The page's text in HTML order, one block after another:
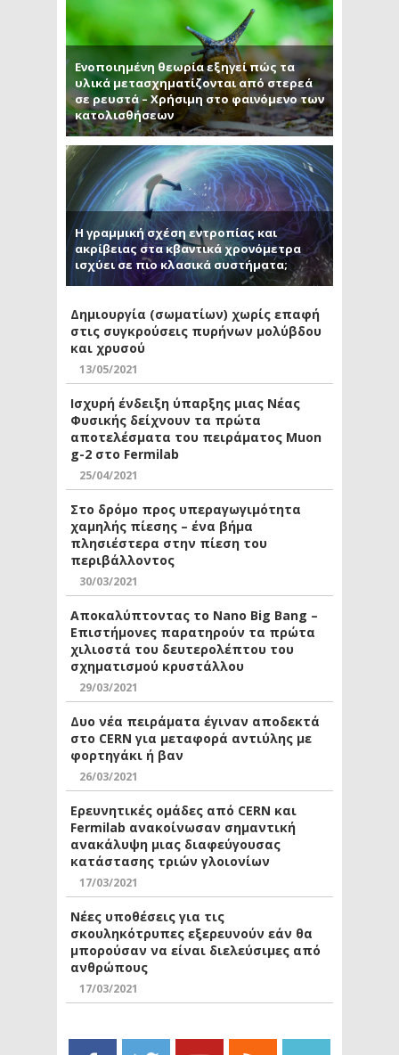
Ενοποιημένη θεωρία εξηγεί πώς τα
υλικά μετασχηματίζονται από στερεά
σε ρευστά – Χρήσιμη στο φαινόμενο των
κατολισθήσεων
Η γραμμική σχέση εντροπίας και
ακρίβειας στα κβαντικά χρονόμετρα
ισχύει σε πιο κλασικά συστήματα;
Δημιουργία (σωματίων) χωρίς επαφή
στις συγκρούσεις πυρήνων μολύβδου
και χρυσού
13/05/2021
Ισχυρή ένδειξη ύπαρξης μιας Νέας
Φυσικής δείχνουν τα πρώτα
αποτελέσματα του πειράματος Muon
g-2 στο Fermilab
25/04/2021
Στο δρόμο προς υπεραγωγιμότητα
χαμηλής πίεσης – ένα βήμα
πλησιέστερα στην πίεση του
περιβάλλοντος
30/03/2021
Αποκαλύπτοντας το Nano Big Bang –
Επιστήμονες παρατηρούν τα πρώτα
χιλιοστά του δευτερολέπτου του
σχηματισμού κρυστάλλου
29/03/2021
Δυο νέα πειράματα έγιναν αποδεκτά
στο CERN για μεταφορά αντιύλης με
φορτηγάκι ή βαν
26/03/2021
Ερευνητικές ομάδες από CERN και
Fermilab ανακοίνωσαν σημαντική
ανακάλυψη μιας διαφεύγουσας
κατάστασης τριών γλοιονίων
17/03/2021
Νέες υποθέσεις για τις
σκουληκότρυπες εξερευνούν εάν θα
μπορούσαν να είναι διελεύσιμες από
ανθρώπους
17/03/2021